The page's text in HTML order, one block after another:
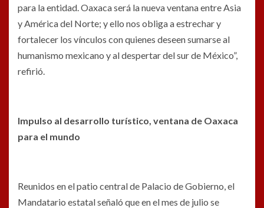
para la entidad. Oaxaca será la nueva ventana entre Asia
y América del Norte; y ello nos obliga a estrechar y
fortalecer los vínculos con quienes deseen sumarse al
humanismo mexicano y al despertar del sur de México”,
refirió.
Impulso al desarrollo turístico, ventana de Oaxaca
para el mundo
Reunidos en el patio central de Palacio de Gobierno, el
Mandatario estatal señaló que en el mes de julio se